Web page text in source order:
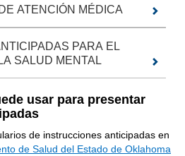
ATENCIÓN MÉDICA
PARA EL
SALUD MENTAL
usar para presentar
de instrucciones anticipadas en
de Salud del Estado de Oklahoma